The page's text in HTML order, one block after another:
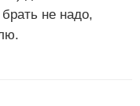
не надо,